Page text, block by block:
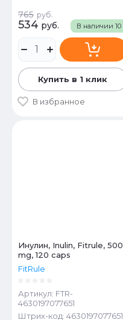
В наличии 10
765 руб.
534 руб.
Купить в 1 клик
В избранное
Инулин, Inulin, Fitrule, 500
mg, 120 caps
FitRule
Артикул: FTR-
4630197077651
Штрих-код: 4630197077651